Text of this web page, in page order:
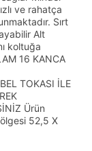
ve rahatça
Sırt
Alt
koltuğa
16 KANCA
TOKASI İLE
Ürün
52,5 X